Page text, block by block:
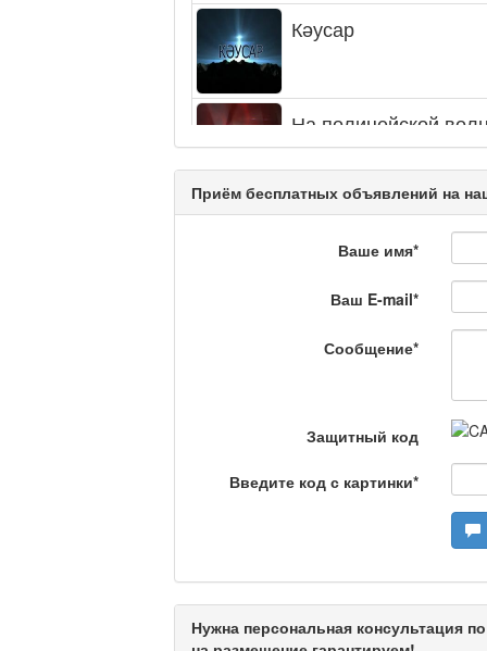
Кәусар
На полицейской
Еженедельный обзор
специалистов.
Люди в кадре
Камертон
Актуальный
Кто поможет
Приём бесплатных объявлений на
Ваше имя*
Ваш E-mail*
Сообщение*
Защитный код
Введите код с картинки*
Нужна персональная консультация